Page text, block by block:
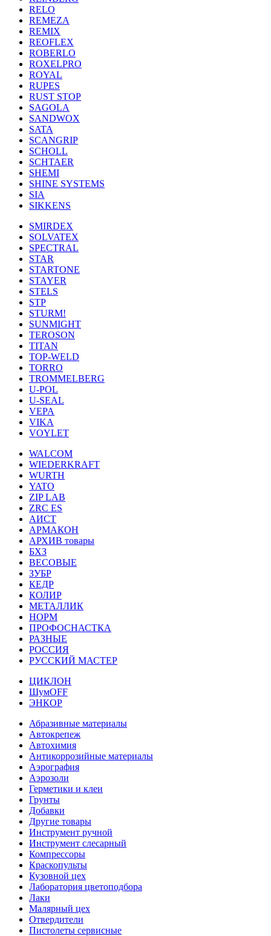
RELO
REMEZA
REMIX
REOFLEX
ROBERLO
ROXELPRO
ROYAL
RUPES
RUST STOP
SAGOLA
SANDWOX
SATA
SCANGRIP
SCHOLL
SCHTAER
SHEMI
SHINE SYSTEMS
SIA
SIKKENS
SMIRDEX
SOLVATEX
SPECTRAL
STAR
STARTONE
STAYER
STELS
STP
STURM!
SUNMIGHT
TEROSON
TITAN
TOP-WELD
TORRO
TROMMELBERG
U-POL
U-SEAL
VEPA
VIKA
VOYLET
WALCOM
WIEDERKRAFT
WURTH
YATO
ZIP LAB
ZRC ES
АИСТ
АРМАКОН
АРХИВ товары
БХЗ
ВЕСОВЫЕ
ЗУБР
КЕДР
КОЛИР
МЕТАЛЛИК
НОРМ
ПРОФОСНАСТКА
РАЗНЫЕ
РОССИЯ
РУССКИЙ МАСТЕР
ЦИКЛОН
ШумOFF
ЭНКОР
Абразивные материалы
Автокрепеж
Автохимия
Антикоррозийные материалы
Аэрография
Аэрозоли
Герметики и клеи
Грунты
Добавки
Другие товары
Инструмент ручной
Инструмент слесарный
Компрессоры
Краскопульты
Кузовной цех
Лаборатория цветоподбора
Лаки
Малярный цех
Отвердители
Пистолеты сервисные